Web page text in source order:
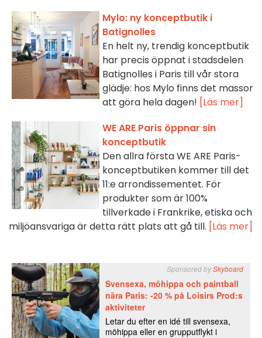
Mylo: ny konceptbutik i
Batignolles
En helt ny, trendig konceptbutik
har precis öppnat i stadsdelen
Batignolles i Paris till vår stora
glädje: hos Mylo finns det massor
att göra hela dagen! [Läs mer]
WE ARE Paris öppnar sin
konceptbutik
Den allra första WE ARE Paris-
konceptbutiken kommer till det
11:e arrondissementet. För
produkter som är 100%
tillverkade i Frankrike, etiska och
miljöansvariga är detta rätt plats att gå till. [Läs mer]